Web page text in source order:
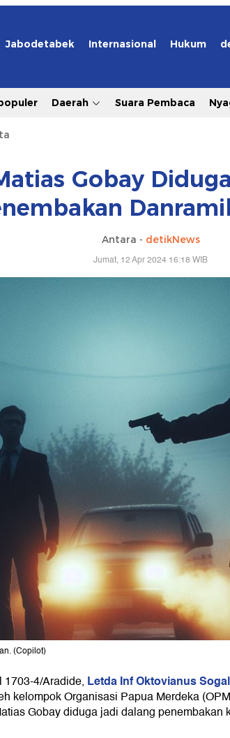
Jabodetabek Internasional Hukum
Daerah Suara Pembaca
Gobay
Antara - detikNews
Jumat, 12 Apr 2024 16:18 WIB
(Copilot)
1703-4/Aradide, Letda Inf Oktovianus
kelompok Organisasi Papua Merdeka
Gobay diduga jadi dalang penembakan